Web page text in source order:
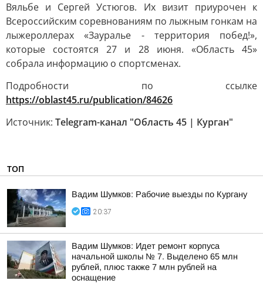
Вяльбе и Сергей Устюгов. Их визит приурочен к
Всероссийским соревнованиям по лыжным гонкам на
лыжероллерах «Зауралье - территория побед!»,
которые состоятся 27 и 28 июня. «Область 45»
собрала информацию о спортсменах.
Подробности по ссылке
https://oblast45.ru/publication/84626
Источник: Telegram-канал "Область 45 | Курган"
ТОП
Вадим Шумков: Рабочие выезды по Кургану
20:37
Вадим Шумков: Идет ремонт корпуса
начальной школы № 7. Выделено 65 млн
рублей, плюс также 7 млн рублей на
оснащение